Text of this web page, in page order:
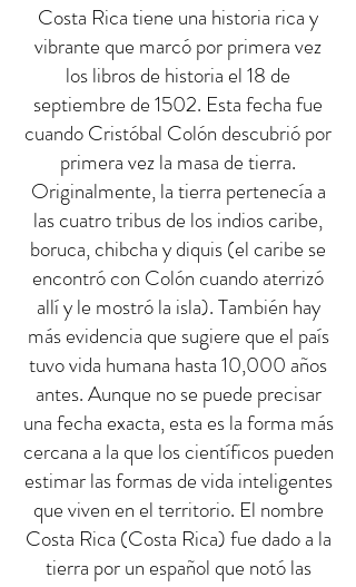
Costa Rica tiene una historia rica y
vibrante que marcó por primera vez
los libros de historia el 18 de
septiembre de 1502. Esta fecha fue
cuando Cristóbal Colón descubrió por
primera vez la masa de tierra.
Originalmente, la tierra pertenecía a
las cuatro tribus de los indios caribe,
boruca, chibcha y diquis (el caribe se
encontró con Colón cuando aterrizó
allí y le mostró la isla). También hay
más evidencia que sugiere que el país
tuvo vida humana hasta 10,000 años
antes. Aunque no se puede precisar
una fecha exacta, esta es la forma más
cercana a la que los científicos pueden
estimar las formas de vida inteligentes
que viven en el territorio. El nombre
Costa Rica (Costa Rica) fue dado a la
tierra por un español que notó las